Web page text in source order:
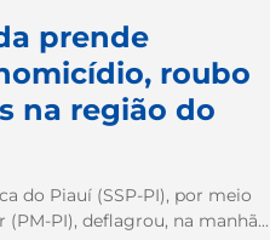
prende
roubo
na região do
do Piauí (SSP-PI), por meio
PI), deflagrou, na manhã...